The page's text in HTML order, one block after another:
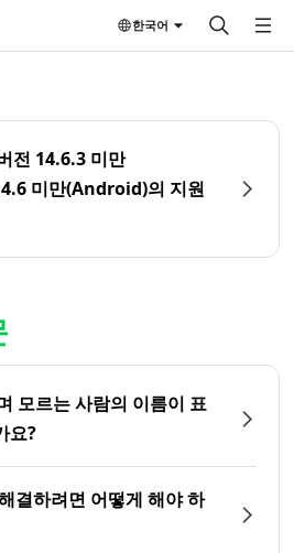
한국어
전 14.6.3 미만
미만(Android)의 지원
모르는 사람의 이름이 표
요?
결하려면 어떻게 해야 하